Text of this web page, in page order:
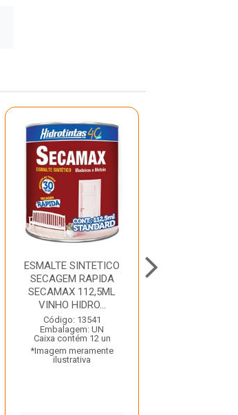
ESMALTE SINTETICO
SECAGEM RAPIDA
SECAMAX 112,5ML
VINHO HIDRO...
Código: 13541
Embalagem: UN
Caixa contém 12 un
*Imagem meramente
ilustrativa